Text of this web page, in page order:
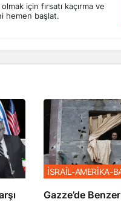
için fırsatı kaçırma ve
hemen başlat.
​​​​​​​Gazze’de
İSRAİL-AMERİKA-